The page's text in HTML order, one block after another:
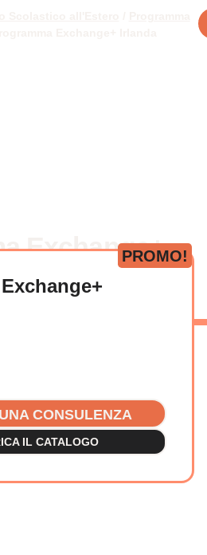
Exchange+
Anno, Semestre, Trimestre
PROMO!
CONSULENZA
IL CATALOGO